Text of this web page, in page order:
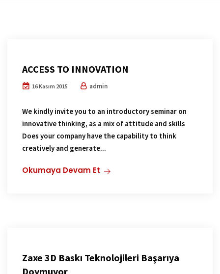
ACCESS TO INNOVATION
16 Kasım 2015 admin
We kindly invite you to an introductory seminar on
innovative thinking, as a mix of attitude and skills
Does your company have the capability to think
creatively and generate...
Okumaya Devam Et
Zaxe 3D Baskı Teknolojileri Başarıya
Doymuyor